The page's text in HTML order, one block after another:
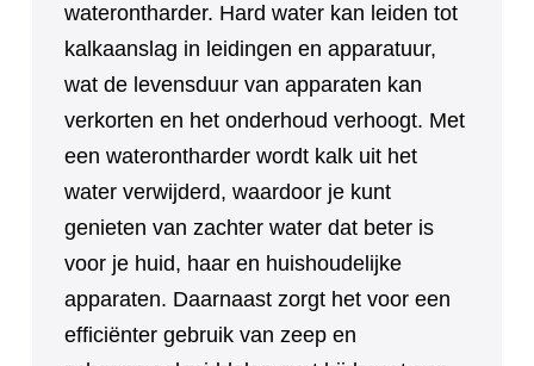
waterontharder. Hard water kan leiden tot
kalkaanslag in leidingen en apparatuur,
wat de levensduur van apparaten kan
verkorten en het onderhoud verhoogt. Met
een waterontharder wordt kalk uit het
water verwijderd, waardoor je kunt
genieten van zachter water dat beter is
voor je huid, haar en huishoudelijke
apparaten. Daarnaast zorgt het voor een
efficiënter gebruik van zeep en